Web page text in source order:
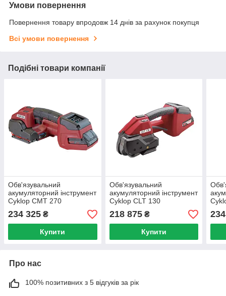
Умови повернення
Повернення товару впродовж 14 днів за рахунок покупця
Всі умови повернення
Подібні товари компанії
Обв'язувальний
акумуляторний інструмент
Cyklop CMT 270
234 325 ₴
Купити
Обв'язувальний
акумуляторний інструмент
Cyklop CLT 130
218 875₴
Купити
Про нас
100% позитивних з 5 відгуків за рік